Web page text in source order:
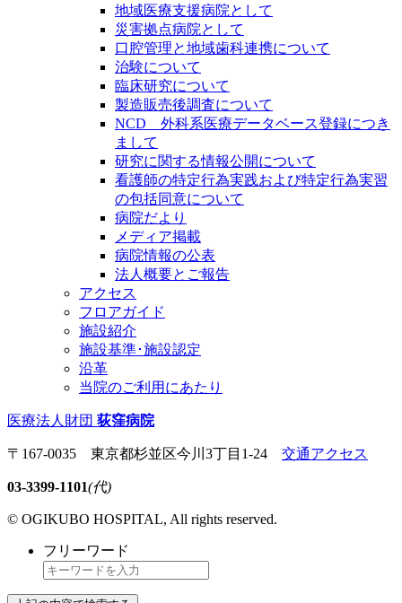
地域医療支援病院として
災害拠点病院として
口腔管理と地域歯科連携について
治験について
臨床研究について
製造販売後調査について
NCD 外科系医療データベース登録につき
まして
研究に関する情報公開について
看護師の特定行為実践および特定行為実習
の包括同意について
病院だより
メディア掲載
病院情報の公表
法人概要とご報告
アクセス
フロアガイド
施設紹介
施設基準･施設認定
沿革
当院のご利用にあたり
医療法人財団 荻窪病院
〒167-0035 東京都杉並区今川3丁目1-24 交通アクセス
03-3399-1101(代)
© OGIKUBO HOSPITAL, All rights reserved.
フリーワード